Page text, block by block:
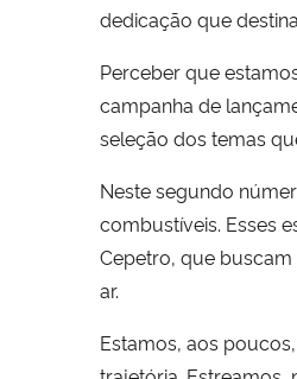
dedicação que
Perceber que
campanha de
seleção dos temas
Neste segundo
combustíveis. Esses
Cepetro, que
ar.
Estamos, aos